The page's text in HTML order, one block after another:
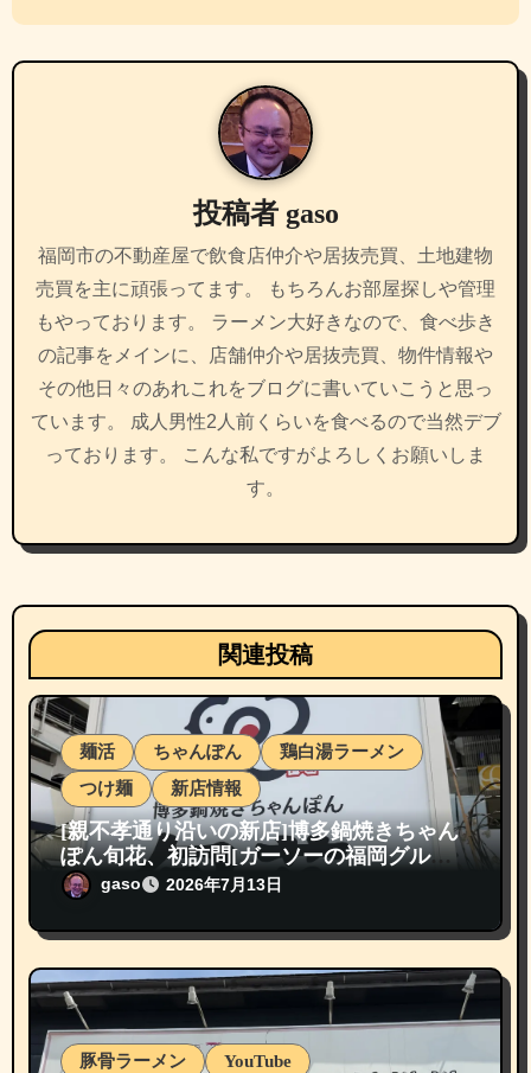
ビ
ゲ
ン
投稿者 gaso
福岡市の不動産屋で飲食店仲介や居抜売買、土地建物
売買を主に頑張ってます。 もちろんお部屋探しや管理
もやっております。 ラーメン大好きなので、食べ歩き
の記事をメインに、店舗仲介や居抜売買、物件情報や
その他日々のあれこれをブログに書いていこうと思っ
ています。 成人男性2人前くらいを食べるので当然デブ
っております。 こんな私ですがよろしくお願いしま
す。
関連投稿
麺活 ちゃんぽん
鶏白湯ラーメン
つけ麺
新店情報
[親不孝通り沿いの新店]博多鍋焼きちゃん
ぽん旬花、初訪問[ガーソーの福岡グルメ
紹介]gaso 2026年7月13日
豚骨ラーメン YouTube